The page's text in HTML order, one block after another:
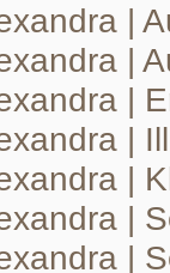
|
|
|
|
|
|
|